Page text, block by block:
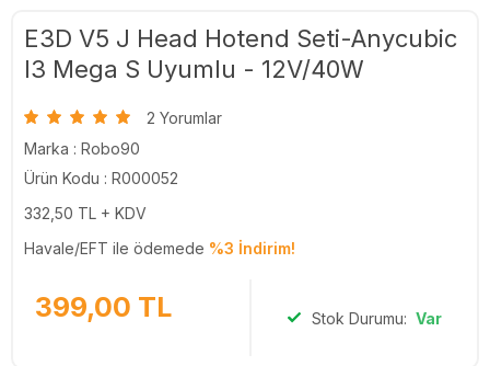
E3D V5 J Head Hotend Seti-Anycubic
I3 Mega S Uyumlu - 12V/40W
2 Yorumlar
Marka : Robo90
Ürün Kodu : R000052
332,50 TL + KDV
Havale/EFT ile ödemede %3 İndirim!
399,00 TL Stok Durumu: Var